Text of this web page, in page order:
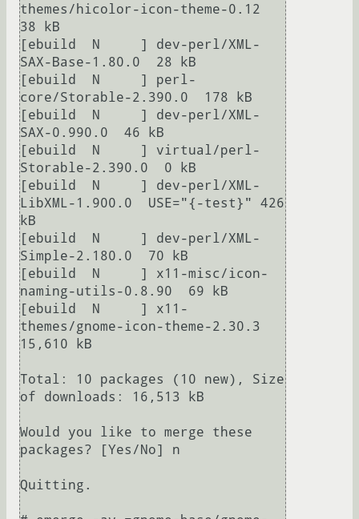
themes/hicolor-icon-theme-0.12
38 kB
[ebuild  N     ] dev-perl/XML-
SAX-Base-1.80.0  28 kB
[ebuild  N     ] perl-
core/Storable-2.390.0  178 kB
[ebuild  N     ] dev-perl/XML-
SAX-0.990.0  46 kB
[ebuild  N     ] virtual/perl-
Storable-2.390.0  0 kB
[ebuild  N     ] dev-perl/XML-
LibXML-1.900.0  USE="{-test}" 426
kB
[ebuild  N     ] dev-perl/XML-
Simple-2.180.0  70 kB
[ebuild  N     ] x11-misc/icon-
naming-utils-0.8.90  69 kB
[ebuild  N     ] x11-
themes/gnome-icon-theme-2.30.3
15,610 kB
Total: 10 packages (10 new), Size
of downloads: 16,513 kB
Would you like to merge these
packages? [Yes/No] n
Quitting.